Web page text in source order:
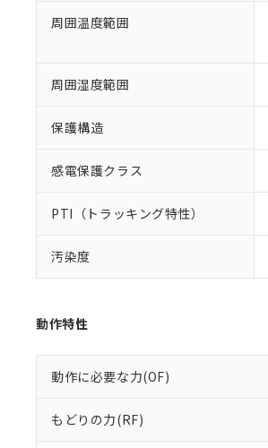
周囲温度範囲
周囲湿度範囲
保護構造
感電保護クラス
PTI（トラッキング特性）
汚染度
動作特性
動作に必要な力(OF)
もどりの力(RF)